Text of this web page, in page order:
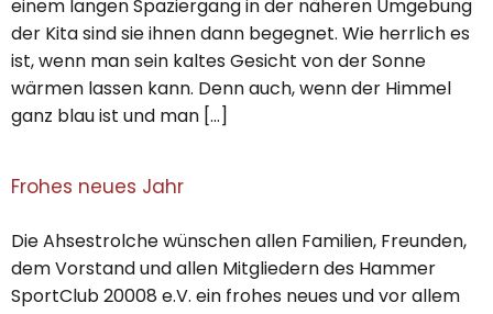
einem langen Spaziergang in der näheren Umgebung
der Kita sind sie ihnen dann begegnet. Wie herrlich es
ist, wenn man sein kaltes Gesicht von der Sonne
wärmen lassen kann. Denn auch, wenn der Himmel
ganz blau ist und man […]
Frohes neues Jahr
Die Ahsestrolche wünschen allen Familien, Freunden,
dem Vorstand und allen Mitgliedern des Hammer
SportClub 20008 e.V. ein frohes neues und vor allem